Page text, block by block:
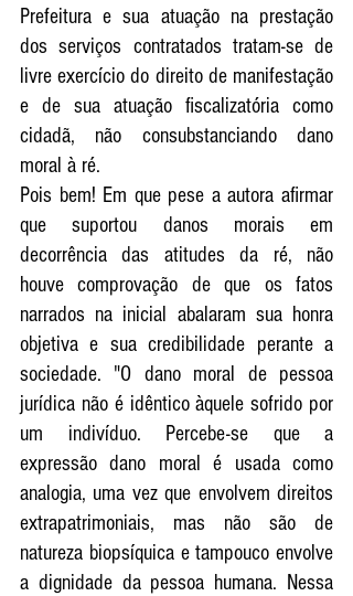
Prefeitura e sua atuação na prestação
dos serviços contratados tratam-se de
livre exercício do direito de manifestação
e de sua atuação fiscalizatória como
cidadã, não consubstanciando dano
moral à ré.
Pois bem! Em que pese a autora afirmar
que suportou danos morais em
decorrência das atitudes da ré, não
houve comprovação de que os fatos
narrados na inicial abalaram sua honra
objetiva e sua credibilidade perante a
sociedade. "O dano moral de pessoa
jurídica não é idêntico àquele sofrido por
um indivíduo. Percebe-se que a
expressão dano moral é usada como
analogia, uma vez que envolvem direitos
extrapatrimoniais, mas não são de
natureza biopsíquica e tampouco envolve
a dignidade da pessoa humana. Nessa